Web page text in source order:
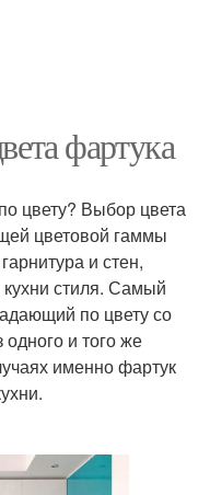
фартука
цвету? Выбор цвета
цветовой гаммы
и стен,
стиля. Самый
по цвету со
и того же
именно фартук